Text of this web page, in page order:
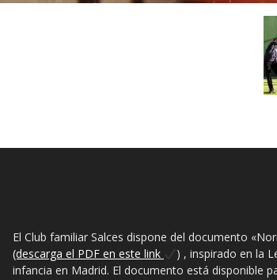
El Club familiar Salces dispone del documento
(descarga el PDF en este link
) , inspirado en la
infancia en Madrid. El documento está disponible